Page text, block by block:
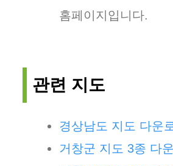
홈페이지입니다.
관련 지도
경상남도 지도 다운
거창군 지도 3종 다